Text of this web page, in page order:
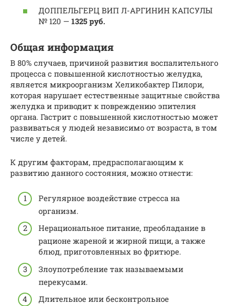
ДОППЕЛЬГЕРЦ ВИП Л-АРГИНИН КАПСУЛЫ
№ 120 — 1325 руб.
Общая информация
В 80% случаев, причиной развития воспалительного
процесса с повышенной кислотностью желудка,
является микроорганизм Хеликобактер Пилори,
которая нарушает естественные защитные свойства
желудка и приводит к повреждению эпителия
органа. Гастрит с повышенной кислотностью может
развиваться у людей независимо от возраста, в том
числе у детей.
К другим факторам, предрасполагающим к
развитию данного состояния, можно отнести:
Регулярное воздействие стресса на
организм.
Нерациональное питание, преобладание в
рационе жареной и жирной пищи, а также
блюд, приготовленных во фритюре.
Злоупотребление так называемыми
перекусами.
Длительное или бесконтрольное